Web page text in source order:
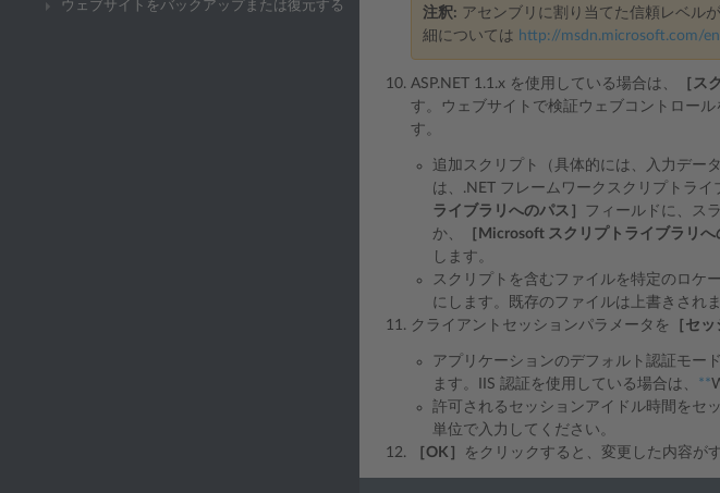
ウェブサイトをバックアップまたは復元する 注釈: アセンブリに割り当てた信頼レベル
細については http://msdn.microsoft.com/
ASP.NET 1.1.x を使用している場合は、 ［ス
す。ウェブサイトで検証ウェブコントロー
す。
追加スクリプト（具体的には、入力デー
は、.NET フレームワークスクリプトラ
ライブラリへのパス］ フィールドに、ス
か、
［Microsoft スクリプトライブラリへ
します。
スクリプトを含むファイルを特定のロケ
にします。既存のファイルは上書きされま
クライアントセッションパラメータを ［セ
アプリケーションのデフォルト認証モー
ます。IIS 認証を使用している場合は、 **
許可されるセッションアイドル時間をセ
単位で入力してください。
［OK］
をクリックすると、変更した内容が